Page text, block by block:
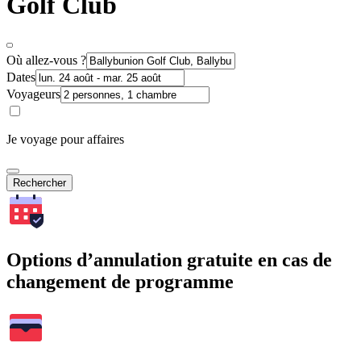
Où allez-vous ?
Dates
Voyageurs
Je voyage pour affaires
Rechercher
Options d’annulation gratuite en cas de
changement de programme